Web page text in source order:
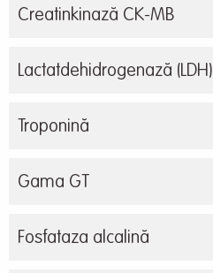
Creatinkinază CK-MB
Lactatdehidrogenază (LDH)
Troponină
Gama GT
Fosfataza alcalină